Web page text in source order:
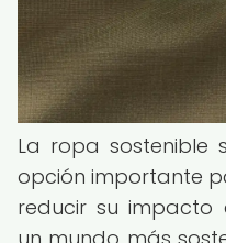
La ropa sostenible
opción importante
reducir su impacto